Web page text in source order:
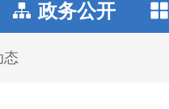
 政务公开 
态